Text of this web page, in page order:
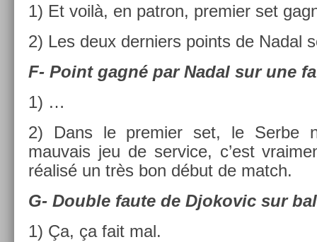
1) Et voilà, en pat­ron, pre­mi­er set
2) Les deux de­rni­ers points de Nadal
F- Point gagné par Nadal sur une
1) …
2) Dans le pre­mi­er set, le Serbe
mauvais jeu de ser­vice, c’est
réalisé un très bon début de match.
G- Doub­le faute de Djokovic sur
1) Ça, ça fait mal.